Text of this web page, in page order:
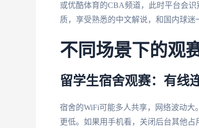
或优酷体育的CBA频道，此时平台会
质，享受熟悉的中文解说，和国内球迷
不同场景下的观
留学生宿舍观赛：有线
宿舍的WiFi可能多人共享，网络波动
更低。如果用手机看，关闭后台其他占